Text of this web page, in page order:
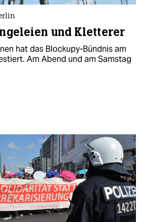
und Kletterer
hat das Blockupy-Bündnis am
Am Abend und am Samstag